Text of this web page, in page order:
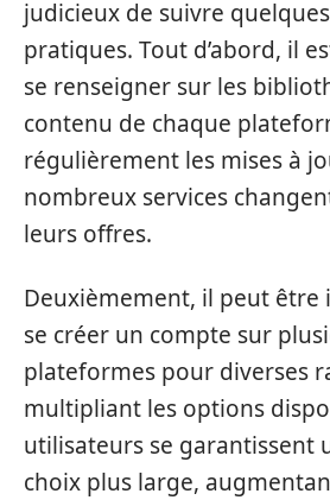
judicieux de suivre
pratiques. Tout d’abord, il
se renseigner sur les
contenu de chaque
régulièrement les mises à
nombreux services
leurs offres.
Deuxièmement, il peut être
se créer un compte sur
plateformes pour diverses
multipliant les options
utilisateurs se garantissent
choix plus large,